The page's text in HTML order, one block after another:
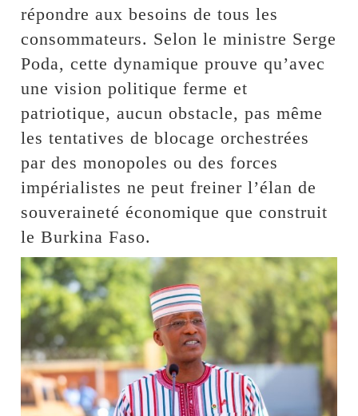
répondre aux besoins de tous les
consommateurs. Selon le ministre Serge
Poda, cette dynamique prouve qu’avec
une vision politique ferme et
patriotique, aucun obstacle, pas même
les tentatives de blocage orchestrées
par des monopoles ou des forces
impérialistes ne peut freiner l’élan de
souveraineté économique que construit
le Burkina Faso.